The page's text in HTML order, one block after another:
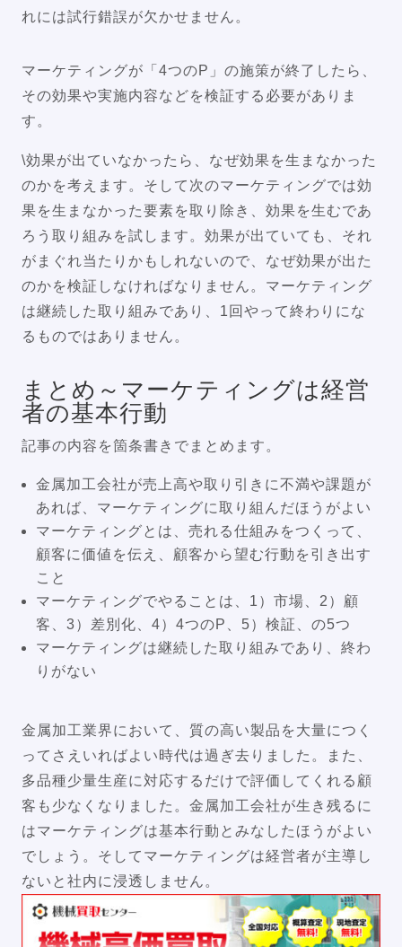
れには試行錯誤が欠かせません。
マーケティングが「4つのP」の施策が終了したら、
その効果や実施内容などを検証する必要がありま
す。
\効果が出ていなかったら、なぜ効果を生まなかった
のかを考えます。そして次のマーケティングでは効
果を生まなかった要素を取り除き、効果を生むであ
ろう取り組みを試します。効果が出ていても、それ
がまぐれ当たりかもしれないので、なぜ効果が出た
のかを検証しなければなりません。マーケティング
は継続した取り組みであり、1回やって終わりにな
るものではありません。
まとめ～マーケティングは経営
者の基本行動
記事の内容を箇条書きでまとめます。
金属加工会社が売上高や取り引きに不満や課題が
あれば、マーケティングに取り組んだほうがよい
マーケティングとは、売れる仕組みをつくって、
顧客に価値を伝え、顧客から望む行動を引き出す
こと
マーケティングでやることは、1）市場、2）顧
客、3）差別化、4）4つのP、5）検証、の5つ
マーケティングは継続した取り組みであり、終わ
りがない
金属加工業界において、質の高い製品を大量につく
ってさえいればよい時代は過ぎ去りました。また、
多品種少量生産に対応するだけで評価してくれる顧
客も少なくなりました。金属加工会社が生き残るに
はマーケティングは基本行動とみなしたほうがよい
でしょう。そしてマーケティングは経営者が主導し
ないと社内に浸透しません。